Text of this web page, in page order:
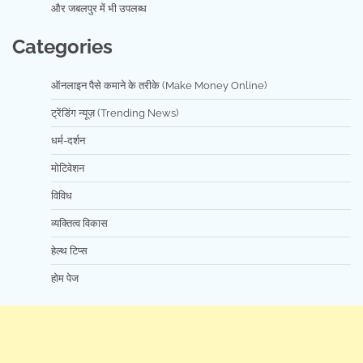
और जबलपुर में भी उपलब्ध
Categories
ऑनलाइन पैसे कमाने के तरीके (Make Money Online)
ट्रेंडिंग न्यूज़ (Trending News)
धर्म-दर्शन
मोटिवेशन
विविध
व्यक्तित्व विकास
हेल्थ टिप्स
होम पेज